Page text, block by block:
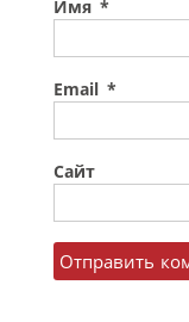
Имя *
Email *
Сайт